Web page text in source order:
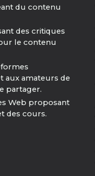
du contenu
des critiques
le contenu
aux amateurs de
partager.
Web proposant
des cours.